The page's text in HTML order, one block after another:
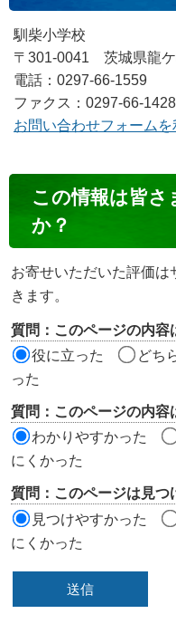
馴柴小学校
〒301-0041 茨城県龍
電話：0297-66-1559
ファクス：0297-66-1428
お問い合わせフォームを
ン
ン
ツ
評
価
ア
この情報は皆さ
か？
お寄せいただいた評価
きます。
質問：このページの内容
役に立った
どち
った
質問：このページの内容
わかりやすかった
にくかった
質問：このページは見つ
見つけやすかった
にくかった